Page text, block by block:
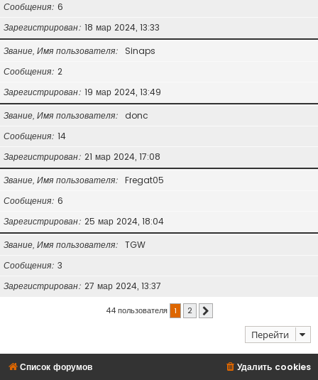
Сообщения 6
Зарегистрирован 18 мар 2024, 13:33
Звание, Имя пользователя
Sinaps
Сообщения 2
Зарегистрирован 19 мар 2024, 13:49
Звание, Имя пользователя
donc
Сообщения 14
Зарегистрирован 21 мар 2024, 17:08
Звание, Имя пользователя
Fregat05
Сообщения 6
Зарегистрирован 25 мар 2024, 18:04
Звание, Имя пользователя
TGW
Сообщения 3
Зарегистрирован 27 мар 2024, 13:37
44 пользователя 1 2
Перейти
Список форумов Удалить cookies